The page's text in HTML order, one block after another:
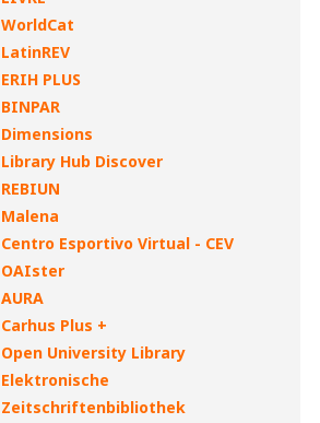
WorldCat
LatinREV
ERIH PLUS
BINPAR
Dimensions
Library Hub Discover
REBIUN
Malena
Centro Esportivo Virtual - CEV
OAIster
AURA
Carhus Plus +
Open University Library
Elektronische
Zeitschriftenbibliothek